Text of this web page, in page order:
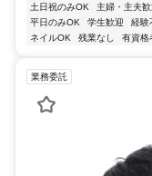
土日祝のみOK
主婦・主夫歓
平日のみOK
学生歓迎 経験
ネイルOK
残業なし 有資格
業務委託